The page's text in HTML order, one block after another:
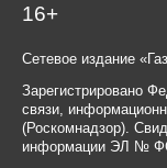
16+
Сетевое издание
Зарегистрировано
связи,
(Роскомнадзор).
информации ЭЛ №